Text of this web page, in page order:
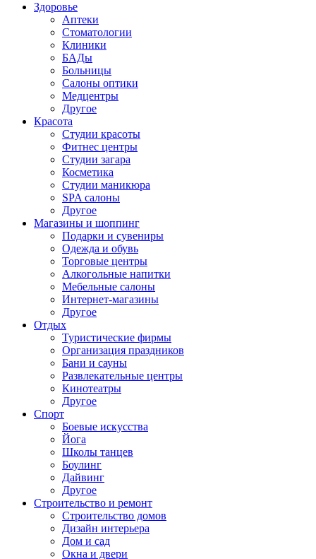
Здоровье
Аптеки
Стоматологии
Клиники
БАДы
Больницы
Салоны оптики
Медцентры
Другое
Красота
Студии красоты
Фитнес центры
Студии загара
Косметика
Студии маникюра
SPA салоны
Другое
Магазины и шоппинг
Подарки и сувениры
Одежда и обувь
Торговые центры
Алкогольные напитки
Мебельные салоны
Интернет-магазины
Другое
Отдых
Туристические фирмы
Организация праздников
Бани и сауны
Развлекательные центры
Кинотеатры
Другое
Спорт
Боевые искусства
Йога
Школы танцев
Боулинг
Дайвинг
Другое
Строительство и ремонт
Строительство домов
Дизайн интерьера
Дом и сад
Окна и двери